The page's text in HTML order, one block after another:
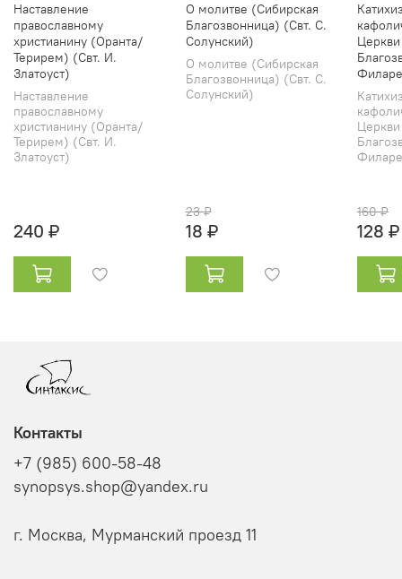
Наставление
православному
христианину (Оранта/
Терирем) (Свт. И.
Златоуст)
Наставление
православному
христианину (Оранта/
Терирем) (Свт. И.
Златоуст)
240 ₽
О молитве (Сибирская
Благозвонница) (Свт. С.
Солунский)
О молитве (Сибирская
Благозвонница) (Свт. С.
Солунский)
23 ₽
18 ₽
160 ₽
128 ₽
Контакты
+7 (985) 600-58-48
synopsys.shop@yandex.ru
г. Москва, Мурманский проезд 11